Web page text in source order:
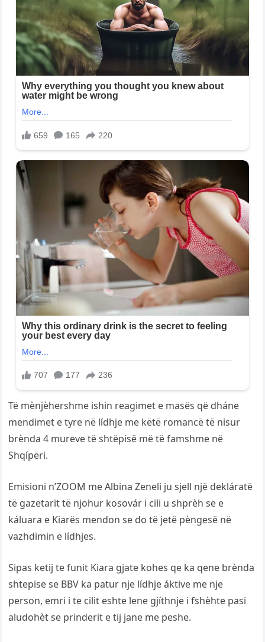
Të mènjèhershme ishin reagimet e masës që dháne
mendimet e tyre në lídhje me këtë romancë të nisur
brènda 4 mureve të shtëpisë më të famshme në
Shqípëri.
Emisioni n’ZOOM me Albina Zeneli ju sjell një dekláratë
të gazetarit të njohur kosovár i cili u shprèh se e
káluara e Kiarës mendon se do të jetë pèngesë në
vazhdimin e lídhjes.
Sipas ketij te funit Kiara gjate kohes qe ka qene brènda
shtepise se BBV ka patur nje lídhje áktive me nje
person, emri i te cilit eshte lene gjíthnje i fshèhte pasi
aludohèt se prinderit e tij jane me peshe.